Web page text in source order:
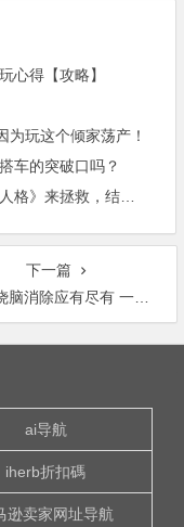
心得【攻略】
为玩这个倾家荡产！
车的突破口吗？
吃鸡输给腾讯之后，网易游戏需要《第五人格》来拯救，结果又被指抄袭
下一篇
除应有尽有 一周趣味休闲小游戏汇总
ai导航
iherb折扣碼
逊卖家网址导航